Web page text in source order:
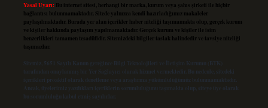
Yasal Uyarı: Bu internet sitesi, herhangi bir marka, kurum veya şahıs şirketi ile hiçbir
bağlantısı bulunmamaktadır. Sitede yalnızca kendi hazırladığımız makaleler
paylaşılmaktadır. Burada yer alan içerikler haber niteliği taşımamakta olup, gerçek kurum
ve kişiler hakkında paylaşım yapılmamaktadır. Gerçek kurum ve kişiler ile isim
benzerlikleri tamamen tesadüfidir. Sitemizdeki bilgiler taslak halindedir ve tavsiye niteliği
taşımazlar.
Sitemiz, 5651 Sayılı Kanun gereğince Bilgi Teknolojileri ve İletişim Kurumu (BTK)
tarafından onaylanmış bir Yer Sağlayıcı olarak hizmet vermektedir. Bu nedenle, sitedeki
içerikleri proaktif olarak denetleme veya araştırma yükümlülüğümüz bulunmamaktadır.
Ancak, üyelerimiz yazdıkları içeriklerin sorumluluğunu taşımakta olup, siteye üye olarak
bu sorumluluğu kabul etmiş sayılırlar.